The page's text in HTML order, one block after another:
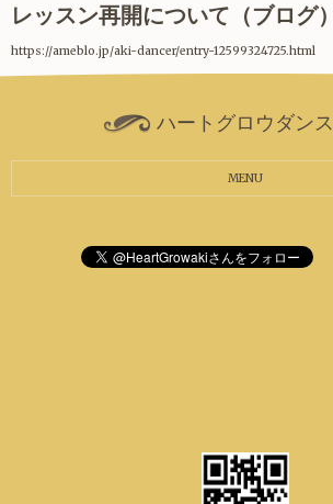
レッスン再開について（ブログ）
https://ameblo.jp/aki-dancer/entry-12599324725.html
ハートグロウダンス
MENU